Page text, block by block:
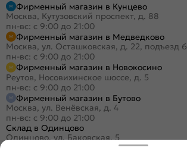
Фирменный магазин в Кунцево
Москва, Кутузовский проспект, д. 88
пн-вс: с 9:00 до 21:00
Фирменный магазин в Медведково
Москва, ул. Осташковская, д. 22, подъезд 6
пн-вс: с 9:00 до 21:00
Фирменный магазин в Новокосино
Реутов, Носовихинское шоссе, д. 5
пн-вс: с 9:00 до 21:00
Фирменный магазин в Бутово
Москва, ул. Венёвская, д. 4
пн-вс: с 9:00 до 21:00
Склад в Одинцово
Одинцово, ул. Баковская, 5
сб-вс: с 9:00 до 18:00